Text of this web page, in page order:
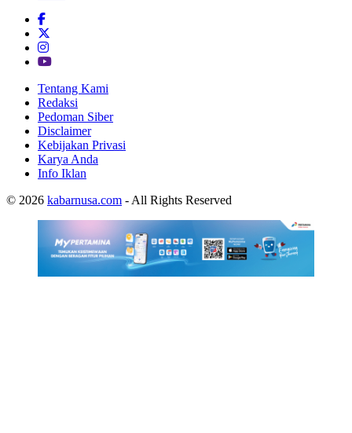
Tentang Kami
Redaksi
Pedoman Siber
Disclaimer
Kebijakan Privasi
Karya Anda
Info Iklan
© 2026 kabarnusa.com - All Rights Reserved